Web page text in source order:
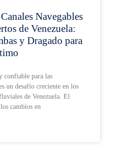
Navegables
de Venezuela:
y Dragado para
confiable para las
un desafío creciente en los
de Venezuela. El
cambios en